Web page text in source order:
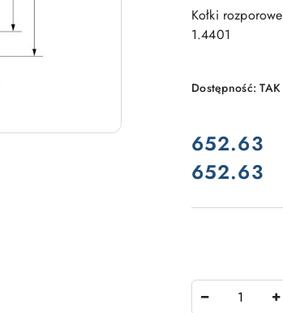
Kołki
1.4401
Dostępność:TAK
cena:
652.63
Cena:
652.63